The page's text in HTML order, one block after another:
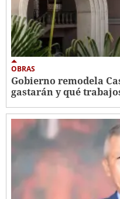
OBRAS
Gobierno remodela
gastarán y qué